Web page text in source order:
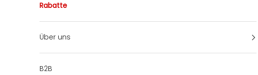
Rabatte
Über uns
B2B